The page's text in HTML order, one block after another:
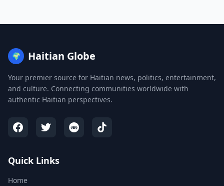
🌍 Haitian Globe
Your premier source for Haitian news, politics, entertainment,
and culture. Connecting communities worldwide with
authentic Haitian perspectives.
Quick Links
Home